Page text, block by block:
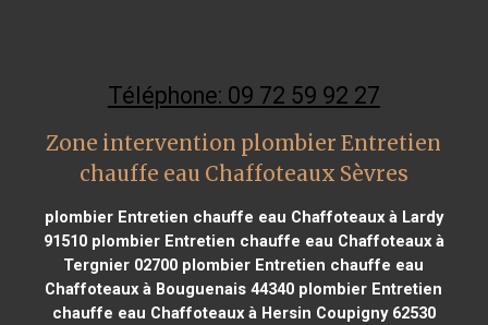
Téléphone: 09 72 59 92 27
Zone intervention plombier Entretien
chauffe eau Chaffoteaux Sèvres
plombier Entretien chauffe eau Chaffoteaux à Lardy
91510plombier Entretien chauffe eau Chaffoteaux à
Tergnier 02700 plombier Entretien chauffe eau
Chaffoteaux à Bouguenais 44340 plombier Entretien
chauffe eau Chaffoteaux à Hersin Coupigny 62530